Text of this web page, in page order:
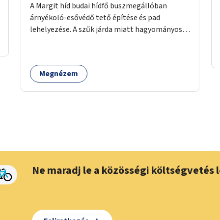
A Margit híd budai hídfő buszmegállóban
árnyékoló-esővédő tető építése és pad
lehelyezése. A szűk járda miatt hagyományos
Megnézem
Ne maradj le a közösségi